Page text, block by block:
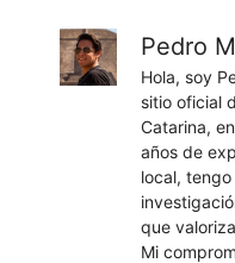
Pedro
Hola, soy
sitio oficial
Catarina,
años de
local,
que
Mi